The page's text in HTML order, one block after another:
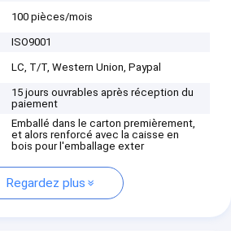
100 pièces/mois
ISO9001
LC, T/T, Western Union, Paypal
15 jours ouvrables après réception du
paiement
Emballé dans le carton premièrement,
et alors renforcé avec la caisse en
bois pour l'emballage exter
Regardez plus